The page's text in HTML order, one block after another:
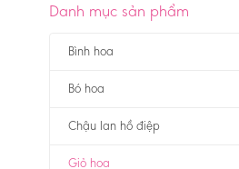
Danh mục sản phẩm
Bình hoa
Bó hoa
Chậu lan hồ điệp
Giỏ hoa